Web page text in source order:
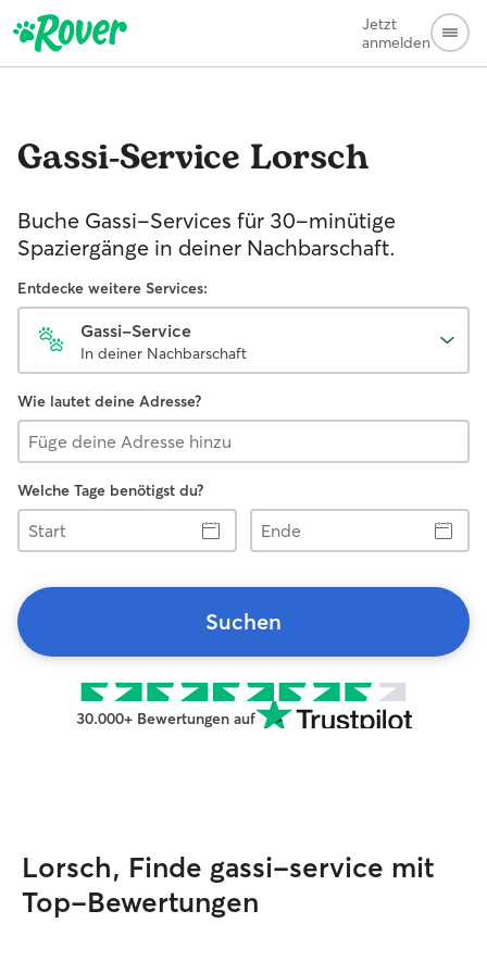
Jetzt
anmelden
Gassi-Service Lorsch
Buche Gassi-Services für 30-minütige
Spaziergänge in deiner Nachbarschaft.
Entdecke weitere Services:
Gassi-Service
In deiner Nachbarschaft
Wie lautet deine Adresse?
Welche Tage benötigst du?
Start
Ende
Suchen
30.000+ Bewertungen auf
Lorsch, Finde gassi-service mit
Top-Bewertungen